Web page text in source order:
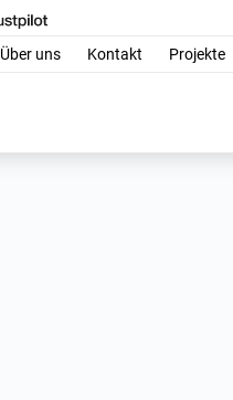
Über uns Kontakt Projekte